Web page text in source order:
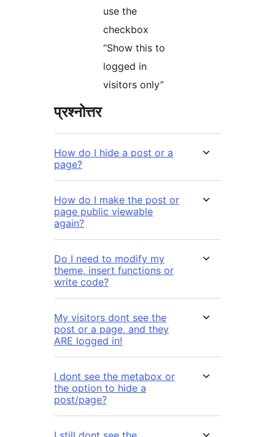
use the
checkbox
“Show this to
logged in
visitors only”
प्रश्नोत्तर
How do I hide a post or a
page?
How do I make the post or
page public viewable
again?
Do I need to modify my
theme, insert functions or
write code?
My visitors dont see the
post or a page, and they
ARE logged in!
I dont see the metabox or
the option to hide a
post/page?